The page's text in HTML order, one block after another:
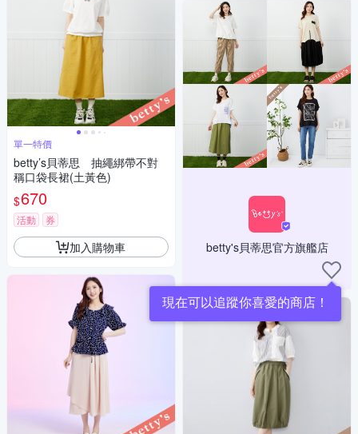
單一特價
betty’s貝蒂思 抽繩綁帶不對
稱口袋長裙(土黃色)
$670
活動 券
加入購物車 betty's貝蒂思官方旗艦店
現在可以追蹤你喜愛的商店！